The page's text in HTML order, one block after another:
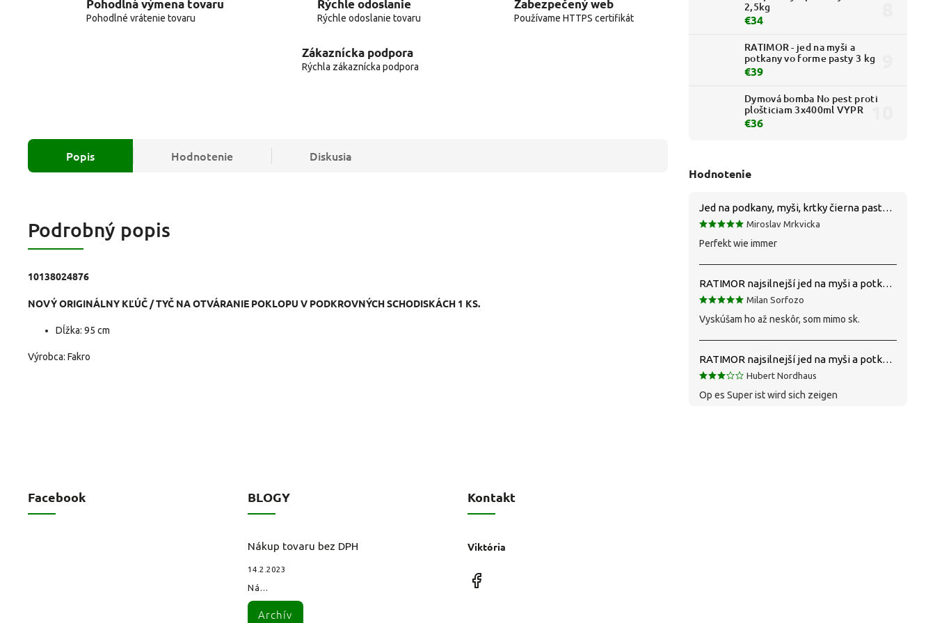
2,5kg
€34
RATIMOR - jed na myši a
potkany vo forme pasty 3 kg
€39
Dymová bomba No pest proti
plošticiam 3x400ml VYPR
€36
Hodnotenie
Jed na podkany, myši, krtky čierna pasta silná 1 kg VYPR
Miroslav Mrkvicka
Perfekt wie immer
RATIMOR najsilnejší jed na myši a potkany
Milan Sorfozo
Vyskúšam ho až neskôr, som mimo sk.
RATIMOR najsilnejší jed na myši a potkany
Hubert Nordhaus
Op es Super ist wird sich zeigen
Pohodlná výmena tovaru
Pohodlné vrátenie tovaru
Rýchle odoslanie
Rýchle odoslanie tovaru
Zabezpečený web
Používame HTTPS certifikát
Zákaznícka podpora
Rýchla zákaznícka podpora
Popis Hodnotenie Diskusia
Podrobný popis
10138024876
NOVÝ ORIGINÁLNY KĽÚČ / TYČ NA OTVÁRANIE POKLOPU V PODKROVNÝCH SCHODISKÁCH 1 KS.
Dĺžka: 95 cm
Výrobca: Fakro
Facebook BLOGY
Nákup tovaru bez DPH
14.2.2023
Ná...
Archív
Kontakt
Viktória